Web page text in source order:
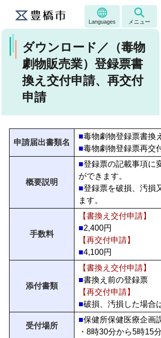
Languages メニュー
ダウンロード／（毒物
劇物販売業）登録票書
換え交付申請、再交付
申請
申請届出書類名
■毒物劇物登録票書換
■毒物劇物登録票再交
概要説明
■登録票の記載事項に
ができます。
■登録票を破損、汚損
ます。
手数料
【書換え交付申請】
■2,400円
【再交付申請】
■4,100円
添付書類
【書換え交付申請】
■書換え前の登録票
【再交付申請】
■破損、汚損した場合
受付場所
■保健所保健医療企画
・8時30分から5時15